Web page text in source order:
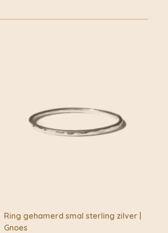
Ring gehamerd smal sterling zilver |
Gnoes